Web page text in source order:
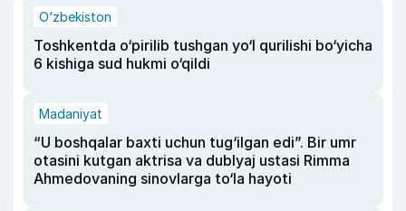
O‘zbekiston
Toshkentda o‘pirilib tushgan yo‘l qurilishi bo‘yicha
6 kishiga sud hukmi o‘qildi
Madaniyat
“U boshqalar baxti uchun tug‘ilgan edi”. Bir umr
otasini kutgan aktrisa va dublyaj ustasi Rimma
Ahmedovaning sinovlarga to‘la hayoti